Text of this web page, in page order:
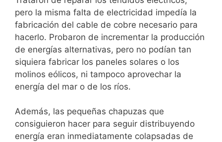
pero la misma falta de electricidad impedía la
fabricación del cable de cobre necesario para
hacerlo. Probaron de incrementar la producción
de energías alternativas, pero no podían tan
siquiera fabricar los paneles solares o los
molinos eólicos, ni tampoco aprovechar la
energía del mar o de los ríos.
Además, las pequeñas chapuzas que
consiguieron hacer para seguir distribuyendo
energía eran inmediatamente colapsadas de